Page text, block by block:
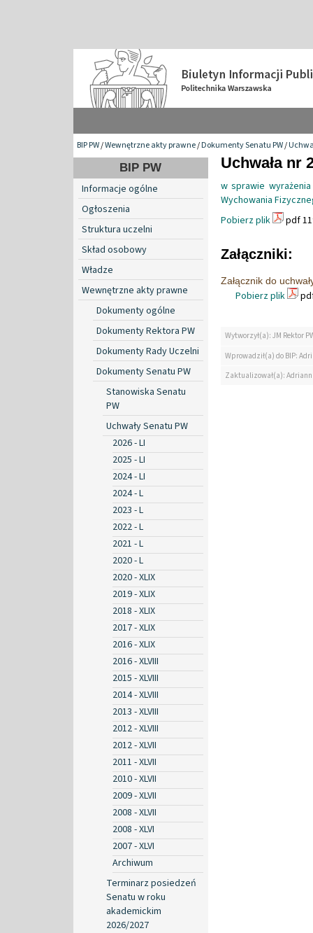
BIP PW/Wewnętrzne akty prawne/Dokumenty Senatu PW/
BIP PW
Informacje ogólne
Ogłoszenia
Struktura uczelni
Skład osobowy
Władze
Wewnętrzne akty prawne
Dokumenty ogólne
Dokumenty Rektora PW
Dokumenty Rady Uczelni
Dokumenty Senatu PW
Stanowiska Senatu
PW
Uchwały Senatu PW
2026 - LI
2025 - LI
2024 - LI
2024 - L
2023 - L
2022 - L
2021 - L
2020 - L
2020 - XLIX
2019 - XLIX
2018 - XLIX
2017 - XLIX
2016 - XLIX
2016 - XLVIII
2015 - XLVIII
2014 - XLVIII
2013 - XLVIII
2012 - XLVIII
2012 - XLVII
2011 - XLVII
2010 - XLVII
2009 - XLVII
2008 - XLVII
2008 - XLVI
2007 - XLVI
Archiwum
Terminarz posiedzeń
Senatu w roku
akademickim
2026/2027
Uchwała nr
w sprawie
Wychowania
Pobierz plik
pdf
Załączniki:
Załącznik do
Pobierz plik
Wytworzył(a): JM Rektor
Wprowadził(a) do BIP:
Zaktualizował(a):